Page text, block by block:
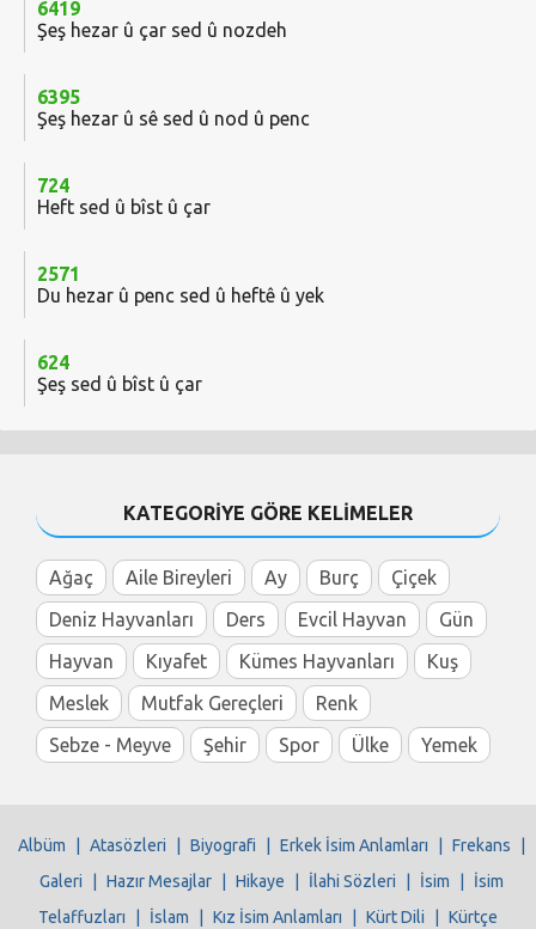
6419
Şeş hezar û çar sed û nozdeh
6395
Şeş hezar û sê sed û nod û penc
724
Heft sed û bîst û çar
2571
Du hezar û penc sed û heftê û yek
624
Şeş sed û bîst û çar
KATEGORİYE GÖRE KELİMELER
Ağaç Aile Bireyleri Ay Burç
Çiçek
Deniz Hayvanları
Ders Evcil Hayvan
Gün
Hayvan
Kıyafet Kümes Hayvanları
Kuş
Meslek
Mutfak Gereçleri
Renk
Sebze - Meyve
Şehir Spor Ülke Yemek
Albüm Atasözleri Biyografi Erkek İsim Anlamları Frekans
Galeri
Hazır Mesajlar Hikaye İlahi Sözleri İsim
İsim
Telaffuzları
İslam Kız İsim Anlamları Kürt Dili
Kürtçe